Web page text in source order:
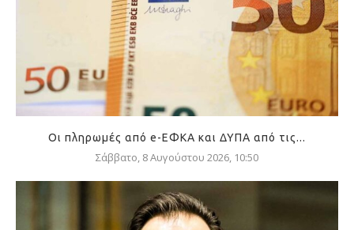
Οι πληρωμές από e-ΕΦΚΑ και ΔΥΠΑ από τις...
Σάββατο, 8 Αυγούστου 2026, 10:50